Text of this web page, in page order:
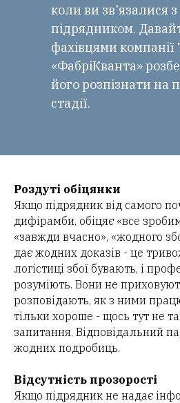
коли ви зв'язалися
підрядником.
фахівцями компанії
«ФабріКванта»
його розпізнати на
стадії.
Роздуті обіцянки
Якщо підрядник від самого
дифірамби, обіцяє «все
«завжди вчасно», «жодного
дає жодних доказів - це
логістиці збої бувають, і
розуміють. Вони не
розповідають, як з ними
тільки хороше - щось тут не
запитання. Відповідальний
жодних подробиць.
Відсутність прозорості
Якщо підрядник не надає